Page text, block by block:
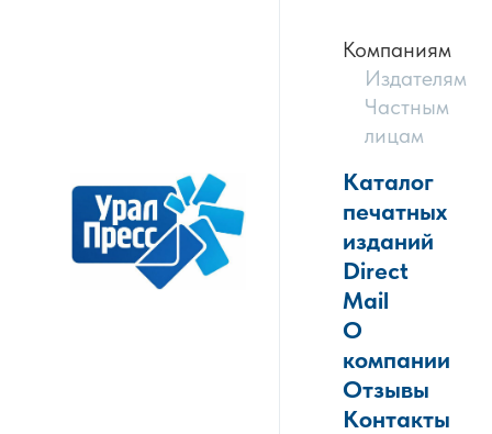
Компаниям
Издателям
Частным
лицам
Каталог
печатных
изданий
Direct
Mail
О
компании
Отзывы
Контакты